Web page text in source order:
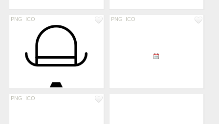
PNG ICO PNG ICO
PNG ICO